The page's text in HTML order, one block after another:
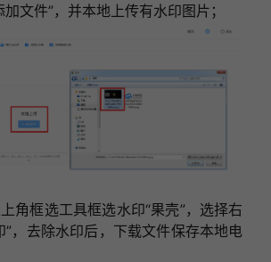
文件”，并本地上传有水印图片；
角框选工具框选水印“果壳”，选择右
”，去除水印后，下载文件保存本地电